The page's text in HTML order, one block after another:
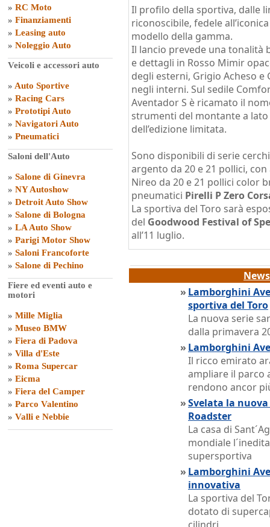
» RC Moto
» Finanziamenti
» Leasing auto
» Noleggio Auto
Veicoli e accessori auto
» Auto Sportive
» Racing Cars
» Prototipi Auto
» Navigatori Auto
» Pneumatici
Saloni dell'Auto
» Salone di Ginevra
» NY Autoshow
» Detroit Auto Show
» Salone di Bologna
» LA Auto Show
» Parigi Motor Show
» Saloni Francoforte
» Salone di Pechino
Fiere ed eventi auto e
motori
» Mille Miglia
» Museo BMW
» Fiera di Padova
» Villa d'Este
» Roma Supercar
» Eicma
» Fiera del Camper
» Parco Valentino
» Valli e Nebbie
Il profilo della sportiva, dalle
riconoscibile, fedele
modello della gamma.
Il lancio prevede una tonalità
e dettagli in Rosso Mimir
degli esterni, Grigio Acheso
negli interni. Sul sedile
Aventador S è ricamato il
strumenti del montante a
dell’edizione limitata.
Sono disponibili di serie
argento da 20 e 21 pollici,
Nireo da 20 e 21 pollici color
pneumatici Pirelli P Zero
La sportiva del Toro sarà
del Goodwood Festival of
all’11 luglio.
» Lamborghini
sportiva del Toro
La nuova serie
dalla primavera
» Lamborghini
Il ricco emirato
ampliare il parco
rendono ancor
»Svelata la
Roadster
La casa di
mondiale
supersportiva
» Lamborghini
innovativa
La sportiva del
dotato di